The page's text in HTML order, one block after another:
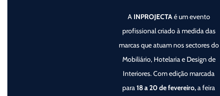
A INPROJECTAé um evento
profissional criado à medida das
marcas que atuam nos sectores do
Mobiliário, Hotelaria e Design de
Interiores. Com edição marcada
para18 a 20 de fevereiro,a feira